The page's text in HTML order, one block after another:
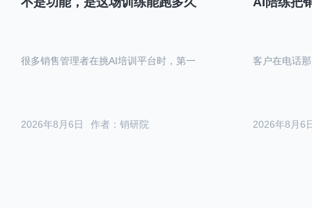
作者：销研院
2026年8月6日
很多销售管理者在挑AI培训平台时，第一
2026年8月6
客户在电话